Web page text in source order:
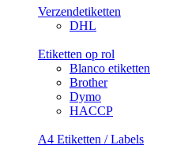
Verzendetiketten
DHL
Etiketten op rol
Blanco etiketten
Brother
Dymo
HACCP
A4 Etiketten / Labels